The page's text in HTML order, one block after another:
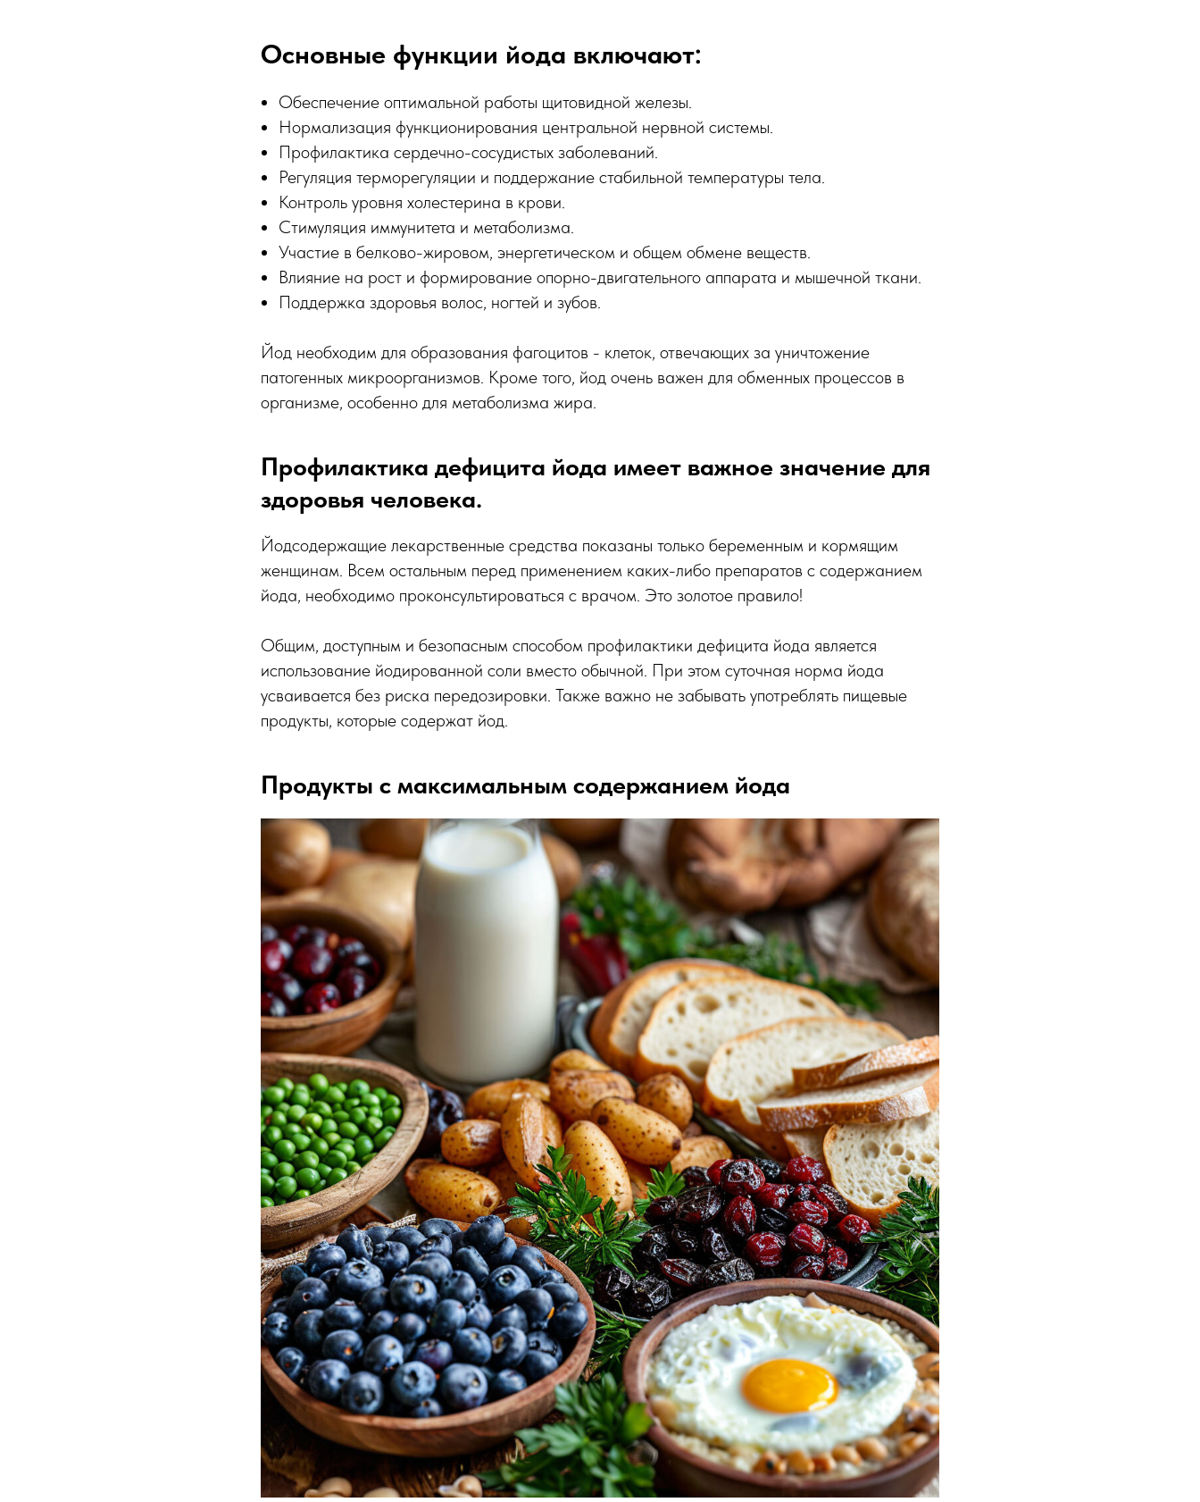
Основные функции йода включают:
Обеспечение оптимальной работы щитовидной железы.
Нормализация функционирования центральной нервной системы.
Профилактика сердечно-сосудистых заболеваний.
Регуляция терморегуляции и поддержание стабильной температуры тела.
Контроль уровня холестерина в крови.
Стимуляция иммунитета и метаболизма.
Участие в белково-жировом, энергетическом и общем обмене веществ.
Влияние на рост и формирование опорно-двигательного аппарата и мышечной ткани.
Поддержка здоровья волос, ногтей и зубов.
Йод необходим для образования фагоцитов - клеток, отвечающих за уничтожение
патогенных микроорганизмов. Кроме того, йод очень важен для обменных процессов в
организме, особенно для метаболизма жира.
Профилактика дефицита йода имеет важное значение для
здоровья человека.
Йодсодержащие лекарственные средства показаны только беременным и кормящим
женщинам. Всем остальным перед применением каких-либо препаратов с содержанием
йода, необходимо проконсультироваться с врачом. Это золотое правило!
Общим, доступным и безопасным способом профилактики дефицита йода является
использование йодированной соли вместо обычной. При этом суточная норма йода
усваивается без риска передозировки. Также важно не забывать употреблять пищевые
продукты, которые содержат йод.
Продукты с максимальным содержанием йода